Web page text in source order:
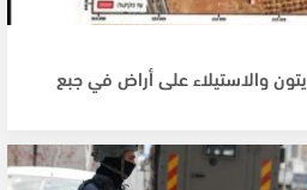
والاستيلاء على أراض في جبع